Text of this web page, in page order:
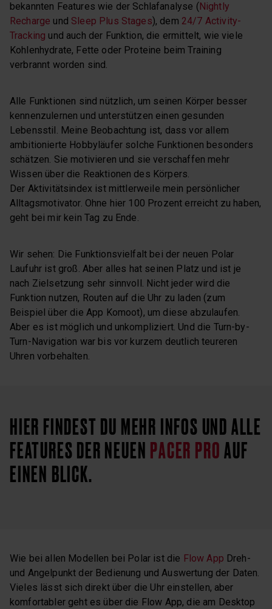
bekannten Features wie der Schlafanalyse (Nightly
Recharge und Sleep Plus Stages), dem 24/7 Activity-
Tracking und auch der Funktion, die ermittelt, wie viele
Kohlenhydrate, Fette oder Proteine beim Training
verbrannt worden sind.
Alle Funktionen sind nützlich, um seinen Körper besser
kennenzulernen und unterstützen einen gesunden
Lebensstil. Meine Beobachtung ist, dass vor allem
ambitionierte Hobbyläufer solche Funktionen besonders
schätzen. Sie motivieren und sie verschaffen mehr
Wissen über die Reaktionen des Körpers.
Der Aktivitätsindex ist mittlerweile mein persönlicher
Alltagsmotivator. Ohne hier 100 Prozent erreicht zu haben,
geht bei mir kein Tag zu Ende.
Wir sehen: Die Funktionsvielfalt bei der neuen Polar
Laufuhr ist groß. Aber alles hat seinen Platz und ist je
nach Zielsetzung sehr sinnvoll. Nicht jeder wird die
Funktion nutzen, Routen auf die Uhr zu laden (zum
Beispiel über die App Komoot), um diese abzulaufen.
Aber es ist möglich und unkompliziert. Und die Turn-by-
Turn-Navigation war bis vor kurzem deutlich teureren
Uhren vorbehalten.
HIER FINDEST DU MEHR INFOS UND ALLE
FEATURES DER NEUEN PACER PROAUF
EINEN BLICK.
Wie bei allen Modellen bei Polar ist die Flow App Dreh-
und Angelpunkt der Bedienung und Auswertung der Daten.
Vieles lässt sich direkt über die Uhr einstellen, aber
komfortabler geht es über die Flow App, die am Desktop